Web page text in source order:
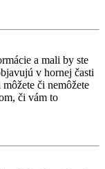
a mali by ste
v hornej časti
či nemôžete
či vám to